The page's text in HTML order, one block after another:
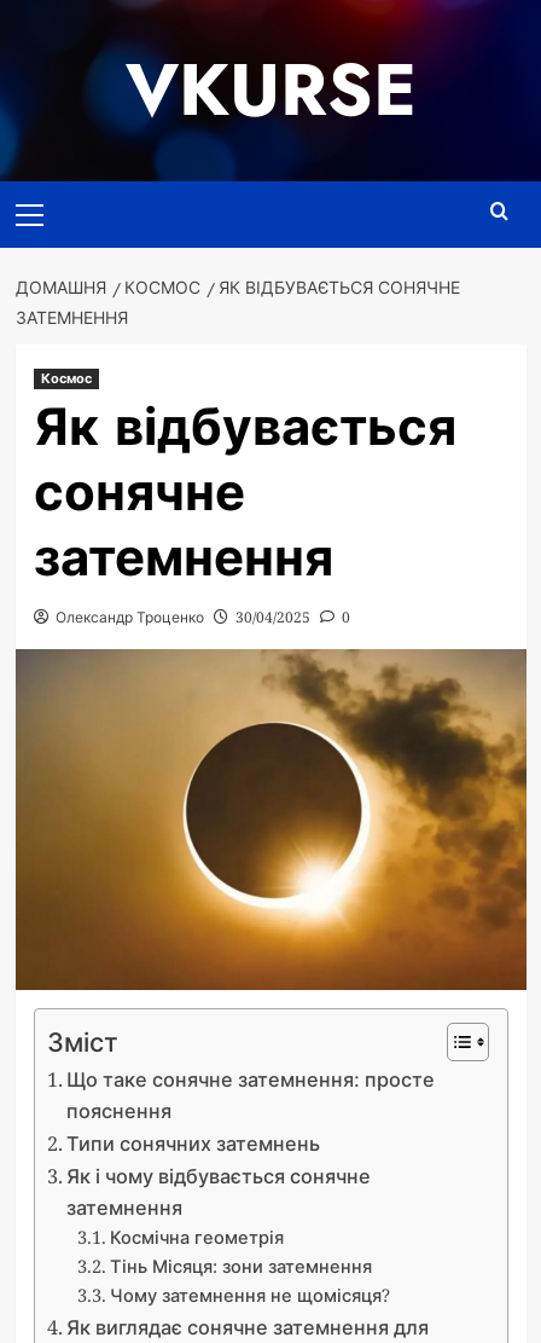
VKURSE
меню
ДОМАШНЯ КОСМОС
ЯК ВІДБУВАЄТЬСЯ СОНЯЧНЕ
ЗАТЕМНЕННЯ
Космос
Як відбувається
сонячне
затемнення
Олександр Троценко 30/04/2025 0
Зміст
Що таке сонячне затемнення: просте
пояснення
Типи сонячних затемнень
Як і чому відбувається сонячне
затемнення
Космічна геометрія
Тінь Місяця: зони затемнення
Чому затемнення не щомісяця?
Як виглядає сонячне затемнення для